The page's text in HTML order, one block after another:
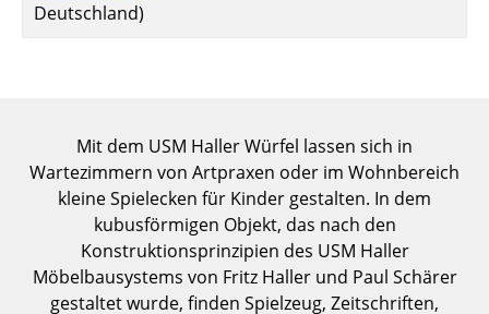
Servierwagen
Aufbewahren
Regale & Schränke
Bücherregale
Wandregale
Deutschland)
Mit dem USM Haller Würfel lassen sich in
Wartezimmern von Artpraxen oder im Wohnbereich
kleine Spielecken für Kinder gestalten. In dem
kubusförmigen Objekt, das nach den
Konstruktionsprinzipien des USM Haller
Möbelbausystems von Fritz Haller und Paul Schärer
gestaltet wurde, finden Spielzeug, Zeitschriften,